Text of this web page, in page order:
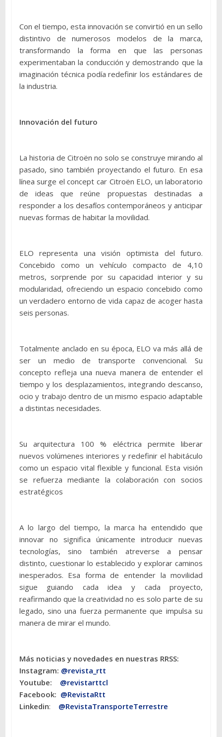
Con el tiempo, esta innovación se convirtió en un sello
distintivo de numerosos modelos de la marca,
transformando la forma en que las personas
experimentaban la conducción y demostrando que la
imaginación técnica podía redefinir los estándares de
la industria.
Innovación del futuro
La historia de Citroën no solo se construye mirando al
pasado, sino también proyectando el futuro. En esa
línea surge el concept car Citroën ELO, un laboratorio
de ideas que reúne propuestas destinadas a
responder a los desafíos contemporáneos y anticipar
nuevas formas de habitar la movilidad.
ELO representa una visión optimista del futuro.
Concebido como un vehículo compacto de 4,10
metros, sorprende por su capacidad interior y su
modularidad, ofreciendo un espacio concebido como
un verdadero entorno de vida capaz de acoger hasta
seis personas.
Totalmente anclado en su época, ELO va más allá de
ser un medio de transporte convencional. Su
concepto refleja una nueva manera de entender el
tiempo y los desplazamientos, integrando descanso,
ocio y trabajo dentro de un mismo espacio adaptable
a distintas necesidades.
Su arquitectura 100 % eléctrica permite liberar
nuevos volúmenes interiores y redefinir el habitáculo
como un espacio vital flexible y funcional. Esta visión
se refuerza mediante la colaboración con socios
estratégicos
A lo largo del tiempo, la marca ha entendido que
innovar no significa únicamente introducir nuevas
tecnologías, sino también atreverse a pensar
distinto, cuestionar lo establecido y explorar caminos
inesperados. Esa forma de entender la movilidad
sigue guiando cada idea y cada proyecto,
reafirmando que la creatividad no es solo parte de su
legado, sino una fuerza permanente que impulsa su
manera de mirar el mundo.
Más noticias y novedades en nuestras RRSS:
Instagram: @revista_rtt
Youtube: @revistarttcl
Facebook: @RevistaRtt
Linkedin: @RevistaTransporteTerrestre